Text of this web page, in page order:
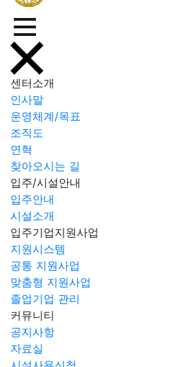
센터소개
인사말
운영체계/목표
조직도
연혁
찾아오시는 길
입주/시설안내
입주안내
시설소개
입주기업지원사업
지원시스템
공통 지원사업
맞춤형 지원사업
졸업기업 관리
커뮤니티
공지사항
자료실